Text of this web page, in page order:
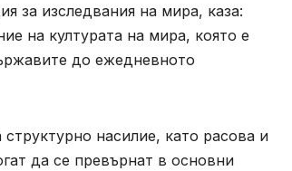
за изследвания на мира, каза:
на културата на мира, която е
до ежедневното
насилие, като расова и
да се превърнат в основни